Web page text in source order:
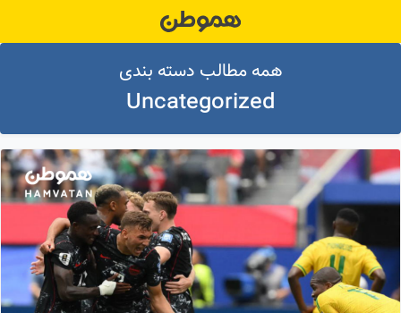
همه مطالب دسته بندی
Uncategorized